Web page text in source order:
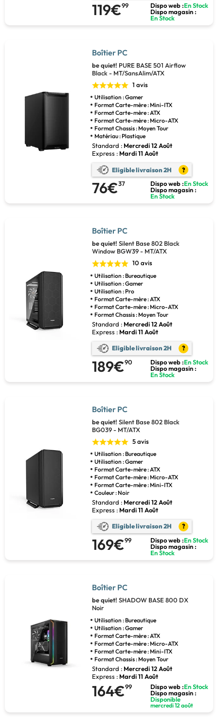
119€99 Dispo web :En Stock
Dispo magasin :
En Stock
Boîtier PC
be quiet! PURE BASE 501 Airflow
Black - MT/SansAlim/ATX
1 avis
Utilisation : Gamer
Format Carte-mère : Mini-ITX
Format Carte-mère : ATX
Format Carte-mère : Micro-ATX
Format Chassis : Moyen Tour
Matériau : Plastique
Standard : Mercredi 12 Août
Express : Mardi 11 Août
Eligible livraison 2H ?
76€37 Dispo web :En Stock
Dispo magasin :
En Stock
Boîtier PC
be quiet! Silent Base 802 Black
Window BGW39 - MT/ATX
10 avis
Utilisation : Bureautique
Utilisation : Gamer
Utilisation : Pro
Format Carte-mère : ATX
Format Carte-mère : Micro-ATX
Format Chassis : Moyen Tour
Standard : Mercredi 12 Août
Express : Mardi 11 Août
Eligible livraison 2H ?
189€90 Dispo web :En Stock
Dispo magasin :
En Stock
Boîtier PC
be quiet! Silent Base 802 Black
BG039 - MT/ATX
5 avis
Utilisation : Bureautique
Utilisation : Gamer
Format Carte-mère : ATX
Format Carte-mère : Micro-ATX
Format Carte-mère : Mini-ITX
Couleur : Noir
Standard : Mercredi 12 Août
Express : Mardi 11 Août
Eligible livraison 2H ?
169€99 Dispo web :En Stock
Dispo magasin :
En Stock
Boîtier PC
be quiet! SHADOW BASE 800 DX
Noir
Utilisation : Bureautique
Utilisation : Gamer
Format Carte-mère : ATX
Format Carte-mère : Micro-ATX
Format Carte-mère : Mini-ITX
Format Chassis : Moyen Tour
Standard : Mercredi 12 Août
Express : Mardi 11 Août
164€99 Dispo web :En Stock
Dispo magasin :
Disponible
mercredi 12 août